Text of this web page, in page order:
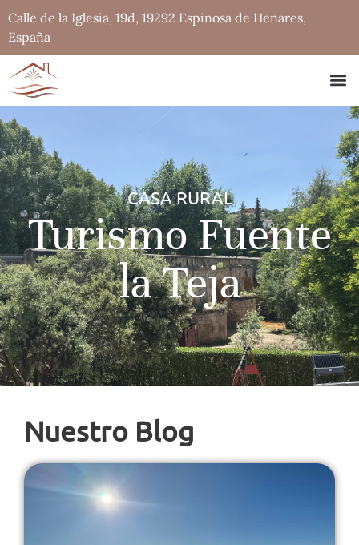
Calle de la Iglesia, 19d, 19292 Espinosa de Henares,
España
CASA RURAL
Turismo Fuente
la Teja
Nuestro Blog